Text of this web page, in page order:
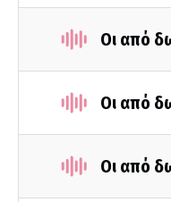
Οι από
Οι από
Οι από